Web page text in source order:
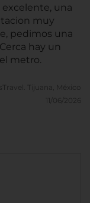
excelente, una
muy
pedimos una
hay un
metro.
Tijuana, México
11/06/2026